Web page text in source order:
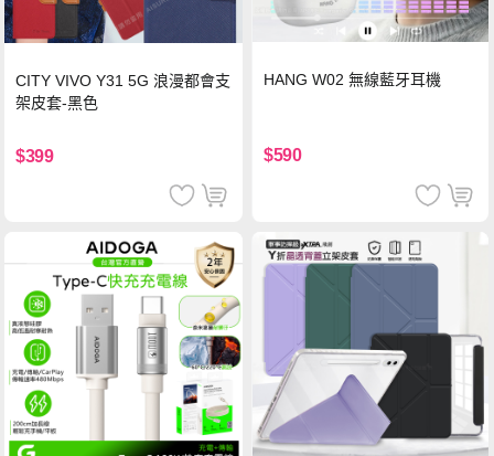
CITY VIVO Y31 5G 浪漫都會支
架皮套-黑色
$399
HANG W02 無線藍牙耳機
$590